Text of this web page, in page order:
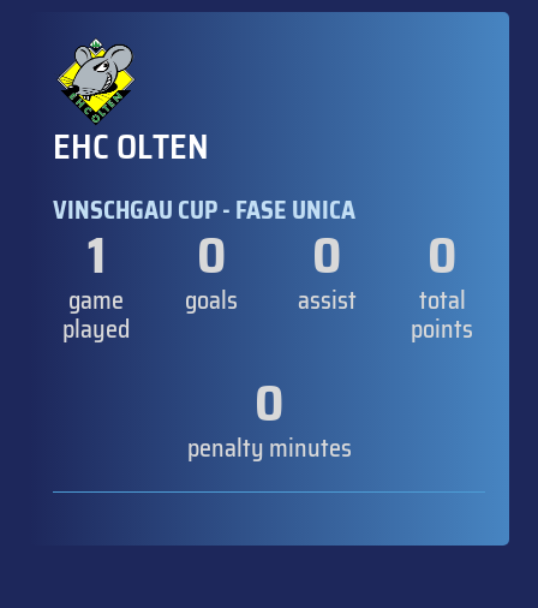
EHC OLTEN
VINSCHGAU CUP - FASE UNICA
1
game
played
0
goals
0
assist
0
total
points
0
penalty minutes